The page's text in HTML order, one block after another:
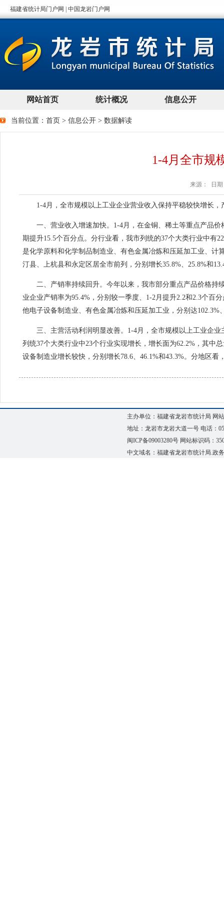
当前位置： 首页 > 信息公开 > 数据解读
1-4月全市规
来源： 日期
1-4月，全市规模以上工业企业营业收入保持平稳较快增长
一、营业收入增速加快。 1-4月，在金铜、稀土等重点产品
期提升15.5个百分点。分行业看，我市列统的37个大类行业中有
是化学原料和化学制品制造业、有色金属冶炼和压延加工业、计
汀县、上杭县和永定区居全市前列，分别增长35.8%、25.8%和
二、产销率持续回升。今年以来，我市部分重点产品价格持
业企业产销率为95.4%，分别较一季度、1-2月提升2.2和2.3个百
他电子设备制造业、有色金属冶炼和压延加工业，分别达102.3%
三、主营活动利润明显改善。 1-4月，全市规模以上工业企
列统37个大类行业中23个行业实现增长，增长面为62.2%，其中
设备制造业增长较快，分别增长78.6、46.1%和43.3%。分地区看